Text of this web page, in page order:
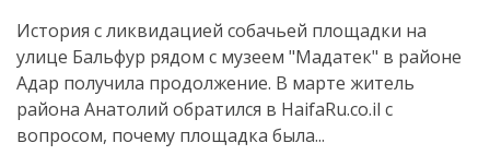
История с ликвидацией собачьей площадки на
улице Бальфур рядом с музеем "Мадатек" в районе
Адар получила продолжение. В марте житель
района Анатолий обратился в HaifaRu.co.il с
вопросом, почему площадка была...